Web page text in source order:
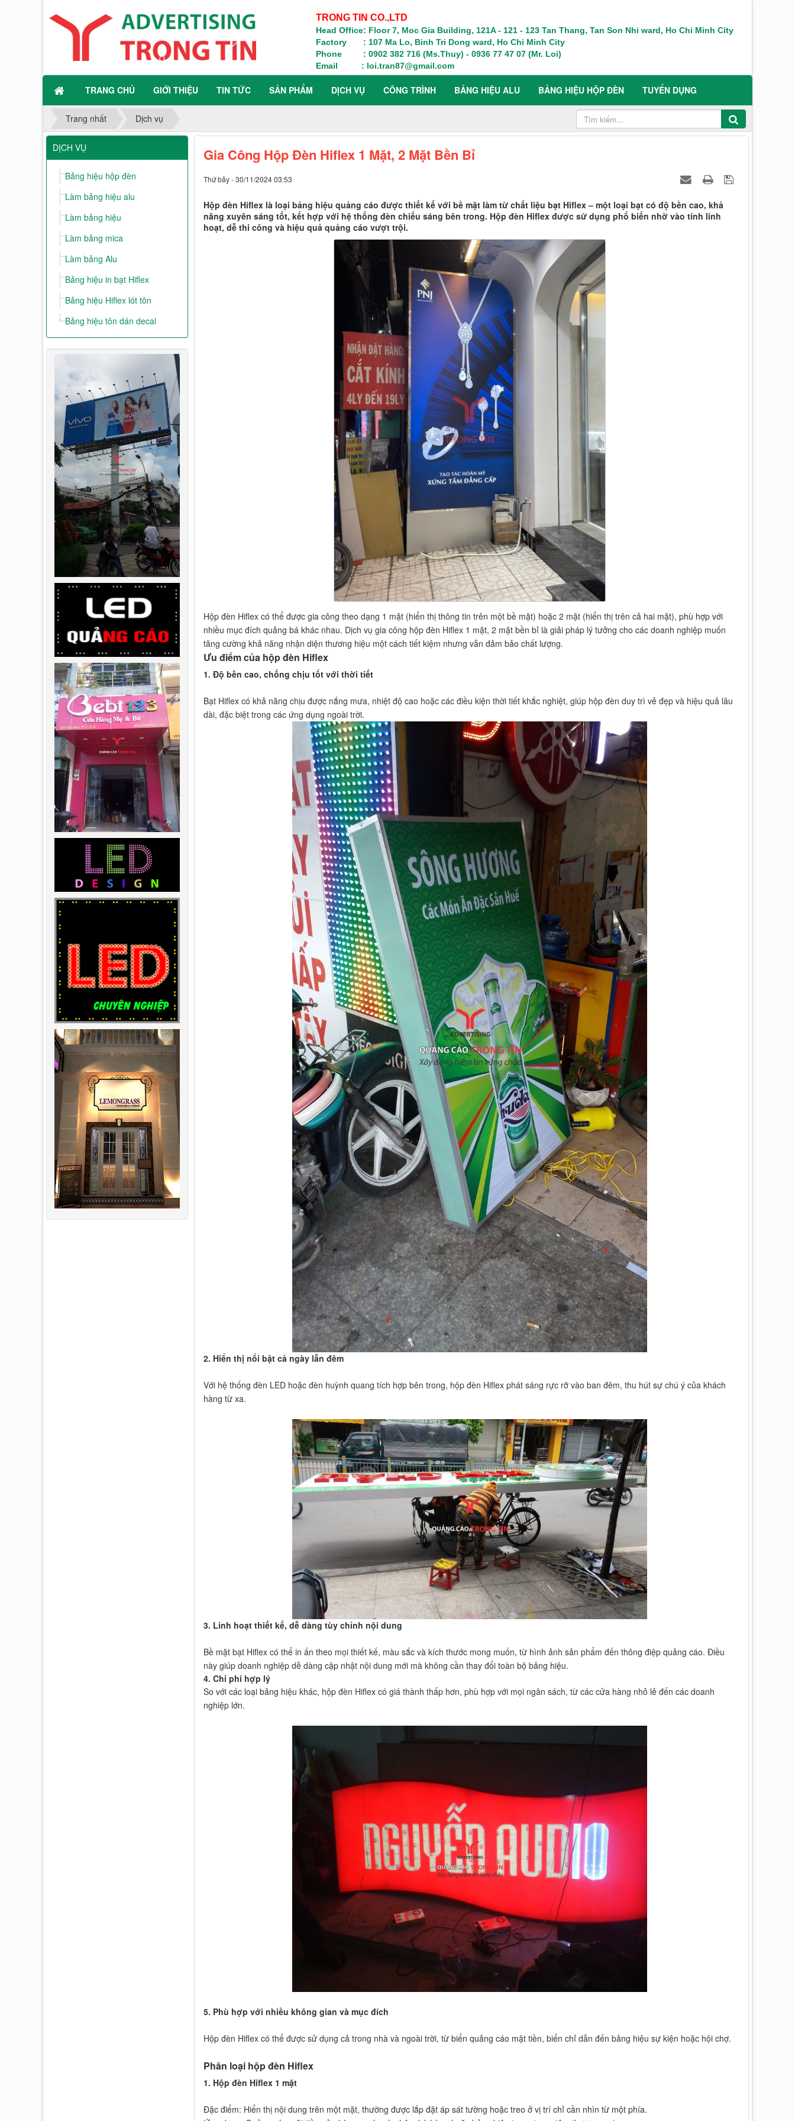
TRONG TIN CO.,LTD
Head Office: Floor 7, Moc Gia Building, 121A - 121 - 123 Tan Thang, Tan Son Nhi ward, Ho Chi Minh City
Factory : 107 Ma Lo, Binh Tri Dong ward, Ho Chi Minh City
Phone : 0902 382 716 (Ms.Thuy) - 0936 77 47 07 (Mr. Loi)
Email : loi.tran87@gmail.com
TRANG CHỦ GIỚI THIỆU TIN TỨC SẢN PHẨM DỊCH VỤ CÔNG TRÌNH BẢNG HIỆU ALU BẢNG HIỆU HỘP ĐÈN TUYỂN DỤNG
Trang nhất Dịch vụ
Gia Công Hộp Đèn Hiflex 1 Mặt, 2 Mặt Bền Bỉ
Thứ bảy - 30/11/2024 03:53
Hộp đèn Hiflex là loại bảng hiệu quảng cáo được thiết kế với bề mặt làm từ chất liệu bạt Hiflex – một loại bạt có độ bền cao, khả
năng xuyên sáng tốt, kết hợp với hệ thống đèn chiếu sáng bên trong. Hộp đèn Hiflex được sử dụng phổ biến nhờ vào tính linh
hoạt, dễ thi công và hiệu quả quảng cáo vượt trội.
Hộp đèn Hiflex có thể được gia công theo dạng 1 mặt (hiển thị thông tin trên một bề mặt) hoặc 2 mặt (hiển thị trên cả hai mặt), phù hợp với
nhiều mục đích quảng bá khác nhau. Dịch vụ gia công hộp đèn Hiflex 1 mặt, 2 mặt bền bỉ là giải pháp lý tưởng cho các doanh nghiệp muốn
tăng cường khả năng nhận diện thương hiệu một cách tiết kiệm nhưng vẫn đảm bảo chất lượng.
Ưu điểm của hộp đèn Hiflex
1. Độ bền cao, chống chịu tốt với thời tiết
Bạt Hiflex có khả năng chịu được nắng mưa, nhiệt độ cao hoặc các điều kiện thời tiết khắc nghiệt, giúp hộp đèn duy trì vẻ đẹp và hiệu quả lâu
dài, đặc biệt trong các ứng dụng ngoài trời.
2. Hiển thị nổi bật cả ngày lẫn đêm
Với hệ thống đèn LED hoặc đèn huỳnh quang tích hợp bên trong, hộp đèn Hiflex phát sáng rực rỡ vào ban đêm, thu hút sự chú ý của khách
hàng từ xa.
3. Linh hoạt thiết kế, dễ dàng tùy chỉnh nội dung
Bề mặt bạt Hiflex có thể in ấn theo mọi thiết kế, màu sắc và kích thước mong muốn, từ hình ảnh sản phẩm đến thông điệp quảng cáo. Điều
này giúp doanh nghiệp dễ dàng cập nhật nội dung mới mà không cần thay đổi toàn bộ bảng hiệu.
4. Chi phí hợp lý
So với các loại bảng hiệu khác, hộp đèn Hiflex có giá thành thấp hơn, phù hợp với mọi ngân sách, từ các cửa hàng nhỏ lẻ đến các doanh
nghiệp lớn.
5. Phù hợp với nhiều không gian và mục đích
Hộp đèn Hiflex có thể được sử dụng cả trong nhà và ngoài trời, từ biển quảng cáo mặt tiền, biển chỉ dẫn đến bảng hiệu sự kiện hoặc hội chợ.
Phân loại hộp đèn Hiflex
1. Hộp đèn Hiflex 1 mặt
Đặc điểm: Hiển thị nội dung trên một mặt, thường được lắp đặt áp sát tường hoặc treo ở vị trí chỉ cần nhìn từ một phía.
DỊCH VỤ
Bảng hiệu hộp đèn
Làm bảng hiệu alu
Làm bảng hiệu
Làm bảng mica
Làm bảng Alu
Bảng hiệu in bạt Hiflex
Bảng hiệu Hiflex lót tôn
Bảng hiệu tôn dán decal